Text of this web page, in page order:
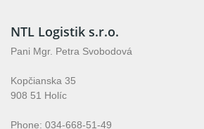
NTL Logistik s.r.o.
Pani Mgr. Petra Svobodová
Kopčianska 35
908 51 Holíc
Phone: 034-668-51-49